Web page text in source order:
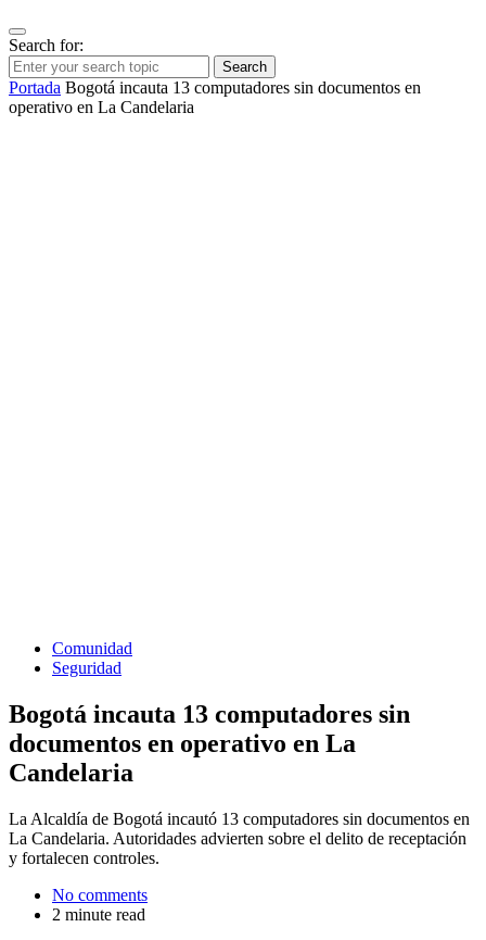
Search for:
Search
Portada Bogotá incauta 13 computadores sin documentos en
operativo en La Candelaria
Comunidad
Seguridad
Bogotá incauta 13 computadores sin
documentos en operativo en La
Candelaria
La Alcaldía de Bogotá incautó 13 computadores sin documentos en
La Candelaria. Autoridades advierten sobre el delito de receptación
y fortalecen controles.
No comments
2 minute read